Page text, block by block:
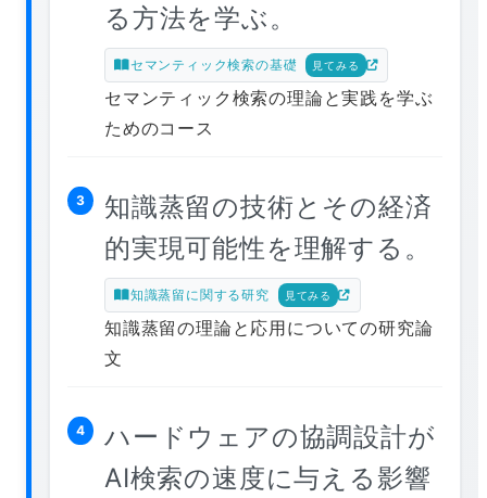
る方法を学ぶ。
セマンティック検索の基礎 見てみる
セマンティック検索の理論と実践を学ぶ
ためのコース
3
知識蒸留の技術とその経済
的実現可能性を理解する。
知識蒸留に関する研究 見てみる
知識蒸留の理論と応用についての研究論
文
4
ハードウェアの協調設計が
AI検索の速度に与える影響